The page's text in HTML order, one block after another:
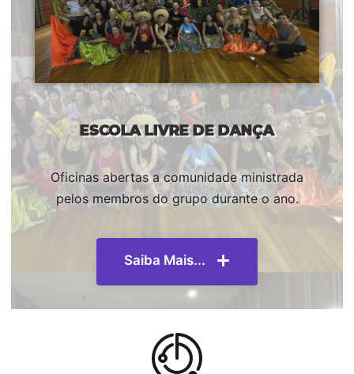
ESCOLA LIVRE DE DANÇA
Oficinas abertas a comunidade ministrada
pelos membros do grupo durante o ano.
Saiba Mais...